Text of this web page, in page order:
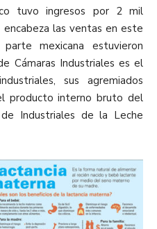
tuvo ingresos por 2 mil
las ventas en este
mexicana estuvieron
Cámaras Industriales es el
sus agremiados
producto interno bruto del
Industriales de la Leche